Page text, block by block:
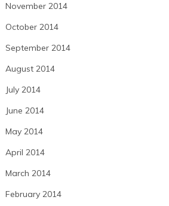
November 2014
October 2014
September 2014
August 2014
July 2014
June 2014
May 2014
April 2014
March 2014
February 2014